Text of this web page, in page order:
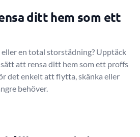
ditt hem som ett
en total storstädning? Upptäck
att rensa ditt hem som ett proffs
det enkelt att flytta, skänka eller
behöver.